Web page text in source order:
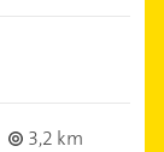
3,2 km